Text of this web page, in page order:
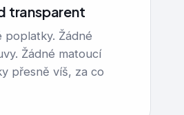
transparent
poplatky. Žádné
Žádné matoucí
přesně víš, za co